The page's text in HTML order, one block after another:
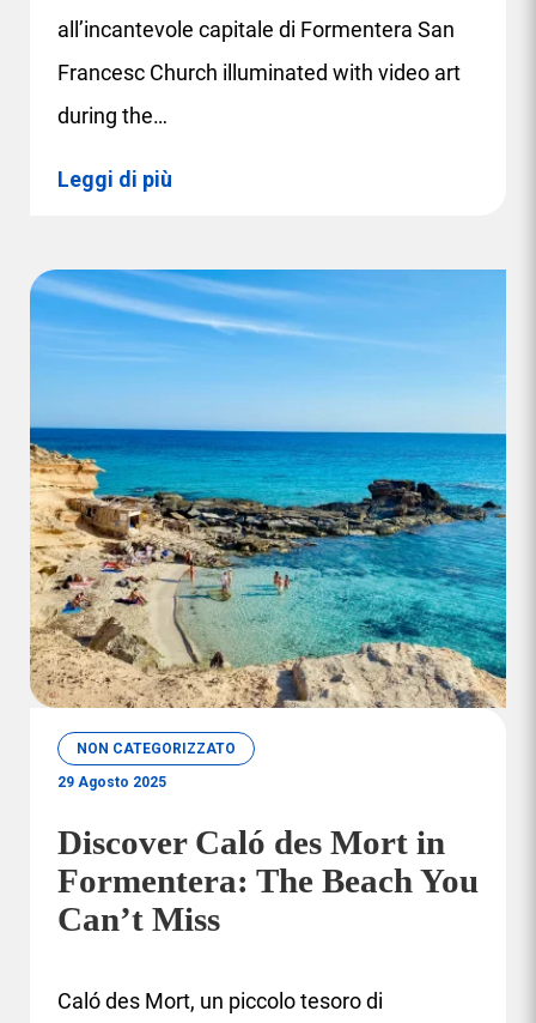
all’incantevole capitale di Formentera San
Francesc Church illuminated with video art
during the…
Leggi di più
NON CATEGORIZZATO
29 Agosto 2025
Discover Caló des Mort in
Formentera: The Beach You
Can’t Miss
Caló des Mort, un piccolo tesoro di